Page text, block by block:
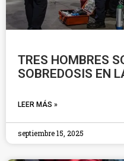
TRES HOMBRES
SOBREDOSIS EN
LEER MÁS »
septiembre 15, 2025